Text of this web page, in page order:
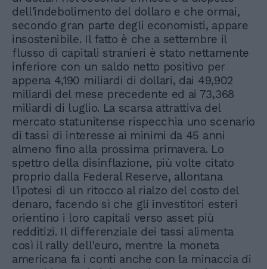
dell'indebolimento del dollaro e che ormai,
secondo gran parte degli economisti, appare
insostenibile. Il fatto è che a settembre il
flusso di capitali stranieri è stato nettamente
inferiore con un saldo netto positivo per
appena 4,190 miliardi di dollari, dai 49,902
miliardi del mese precedente ed ai 73,368
miliardi di luglio. La scarsa attrattiva del
mercato statunitense rispecchia uno scenario
di tassi di interesse ai minimi da 45 anni
almeno fino alla prossima primavera. Lo
spettro della disinflazione, più volte citato
proprio dalla Federal Reserve, allontana
l'ipotesi di un ritocco al rialzo del costo del
denaro, facendo sì che gli investitori esteri
orientino i loro capitali verso asset più
redditizi. Il differenziale dei tassi alimenta
così il rally dell'euro, mentre la moneta
americana fa i conti anche con la minaccia di